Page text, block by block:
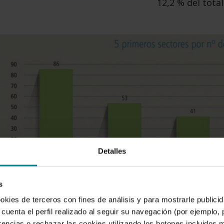
Detalles
de terceros con fines de análisis y para mostrarle
el perfil realizado al seguir su navegación (por ejemplo,
suma 1.727 tiendas, siendo así el tercero